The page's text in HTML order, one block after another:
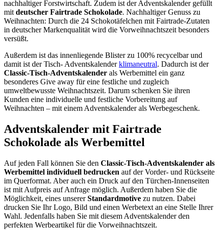
nachhaltiger Forstwirtschaft. Zudem ist der Adventskalender gefüllt
mitdeutscher Fairtrade Schokolade. Nachhaltiger Genuss zu
Weihnachten: Durch die 24 Schokotäfelchen mit Fairtrade-Zutaten
in deutscher Markenqualität wird die Vorweihnachtszeit besonders
versüßt.
Außerdem ist das innenliegende Blister zu 100% recycelbar und
damit ist der Tisch- Adventskalenderklimaneutral. Dadurch ist der
Classic-Tisch-Adventskalender als Werbemittel ein ganz
besonderes Give away für eine festliche und zugleich
umweltbewusste Weihnachtszeit. Darum schenken Sie ihren
Kunden eine individuelle und festliche Vorbereitung auf
Weihnachten – mit einem Adventskalender als Werbegeschenk.
Adventskalender mit Fairtrade
Schokolade als Werbemittel
Auf jeden Fall können Sie den Classic-Tisch-Adventskalender als
Werbemittel individuell bedrucken auf der Vorder- und Rückseite
im Querformat. Aber auch ein Druck auf den Türchen-Innenseiten
ist mit Aufpreis auf Anfrage möglich. Außerdem haben Sie die
Möglichkeit, eines unsererStandardmotive zu nutzen. Dabei
drucken Sie Ihr Logo, Bild und einen Werbetext an eine Stelle Ihrer
Wahl. Jedenfalls haben Sie mit diesem Adventskalender den
perfekten Werbeartikel für die Vorweihnachtszeit.